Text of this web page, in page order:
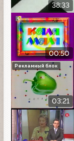
38:33
00:50
03:21
Рекламный блок